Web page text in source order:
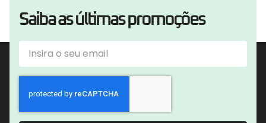
Saiba as últimas promoções